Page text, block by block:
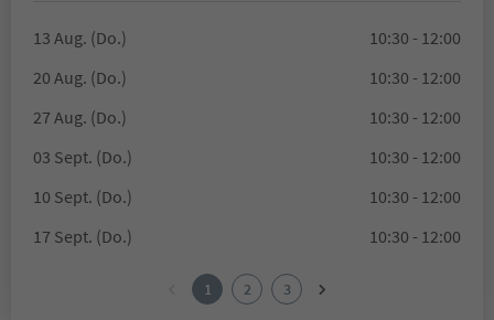
13 Aug. (Do.)
10:30 - 12:00
20 Aug. (Do.)
10:30 - 12:00
27 Aug. (Do.)
10:30 - 12:00
03 Sept. (Do.)
10:30 - 12:00
10 Sept. (Do.)
10:30 - 12:00
17 Sept. (Do.)
10:30 - 12:00
1 2 3